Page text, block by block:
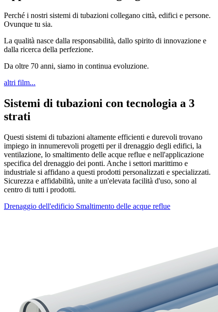
Perché i nostri sistemi di tubazioni collegano città, edifici e persone.
Ovunque tu sia.
La qualità nasce dalla responsabilità, dallo spirito di innovazione e
dalla ricerca della perfezione.
Da oltre 70 anni, siamo in continua evoluzione.
altri film...
Sistemi di tubazioni con tecnologia a 3
strati
Questi sistemi di tubazioni altamente efficienti e durevoli trovano
impiego in innumerevoli progetti per il drenaggio degli edifici, la
ventilazione, lo smaltimento delle acque reflue e nell'applicazione
specifica del drenaggio dei ponti. Anche i settori marittimo e
industriale si affidano a questi prodotti personalizzati e specializzati.
Sicurezza e affidabilità, unite a un'elevata facilità d'uso, sono al
centro di tutti i prodotti.
Drenaggio dell'edificio Smaltimento delle acque reflue